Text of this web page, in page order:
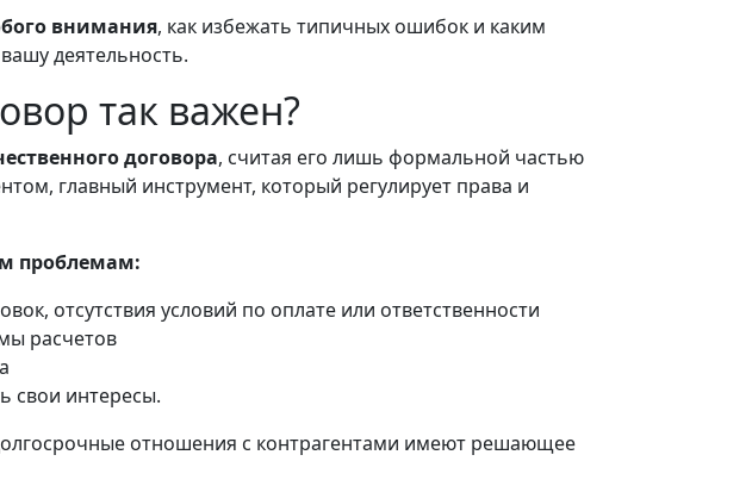
внимания, как избежать типичных ошибок и каким
деятельность.
так важен?
договора, считая его лишь формальной частью
главный инструмент, который регулирует права и
проблемам:
отсутствия условий по оплате или ответственности
расчетов
свои интересы.
отношения с контрагентами имеют решающее